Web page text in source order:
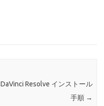
DaVinci Resolve インストール
手順 →